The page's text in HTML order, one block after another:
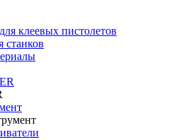
клеевых пистолетов
станков